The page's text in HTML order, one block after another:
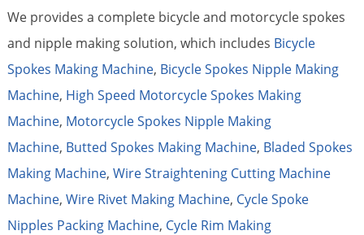
We provides a complete bicycle and motorcycle spokes
and nipple making solution, which includes Bicycle
Spokes Making Machine, Bicycle Spokes Nipple Making
Machine, High Speed Motorcycle Spokes Making
Machine, Motorcycle Spokes Nipple Making
Machine, Butted Spokes Making Machine, Bladed Spokes
Making Machine, Wire Straightening Cutting Machine
Machine, Wire Rivet Making Machine, Cycle Spoke
Nipples Packing Machine, Cycle Rim Making